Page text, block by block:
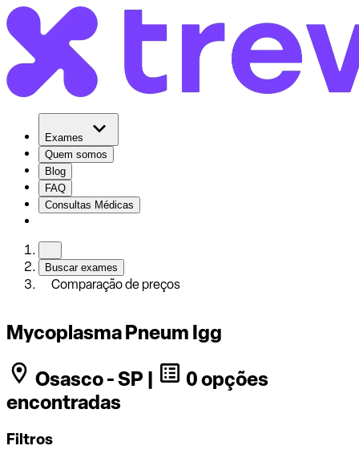
Exames
Quem somos
Blog
FAQ
Consultas Médicas
Buscar exames
Comparação de preços
Mycoplasma Pneum Igg
Osasco - SP |
0 opções
encontradas
Filtros